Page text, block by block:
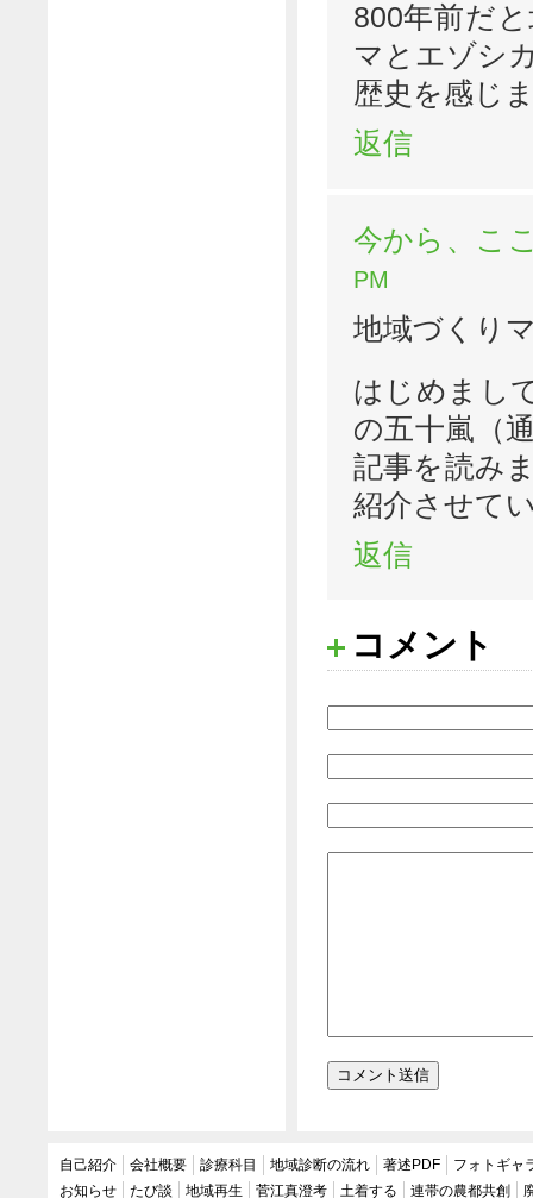
800年前だ
マとエゾシ
歴史を感じ
返信
今から、こ
PM
地域づくり
はじめまし
の五十嵐（
記事を読み
紹介させて
返信
コメント
自己紹介 会社概要 診療科目 地域診断の流れ 著述PDF
フォトギャ
お知らせ
たび談 地域再生 菅江真澄考 土着する 連帯の農都共創